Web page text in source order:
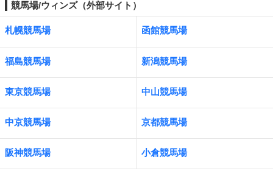
競馬場/ウィンズ（外部サイト）
札幌競馬場 函館競馬場
福島競馬場 新潟競馬場
東京競馬場 中山競馬場
中京競馬場 京都競馬場
阪神競馬場 小倉競馬場